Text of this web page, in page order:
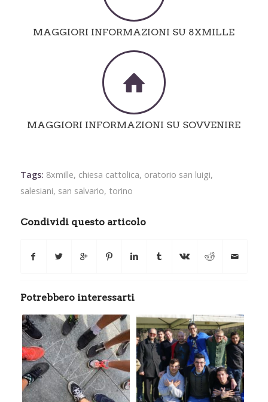
MAGGIORI INFORMAZIONI SU 8XMILLE
MAGGIORI INFORMAZIONI SU SOVVENIRE
Tags: 8xmille, chiesa cattolica, oratorio san luigi,
salesiani, san salvario, torino
Condividi questo articolo
Potrebbero interessarti